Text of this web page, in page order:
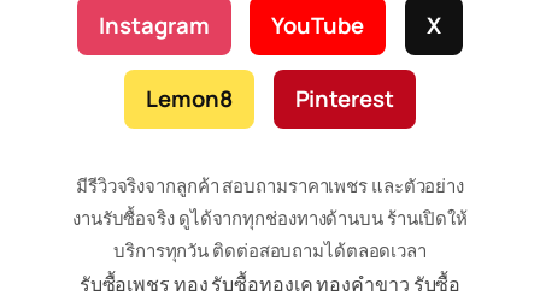
Instagram YouTube X
Lemon8 Pinterest
มีรีวิวจริงจากลูกค้า สอบถามราคาเพชร และตัวอย่าง
งานรับซื้อจริง ดูได้จากทุกช่องทางด้านบน ร้านเปิดให้
บริการทุกวัน ติดต่อสอบถามได้ตลอดเวลา
รับซื้อเพชร ทอง รับซื้อทองเค ทองคำขาว รับซื้อ